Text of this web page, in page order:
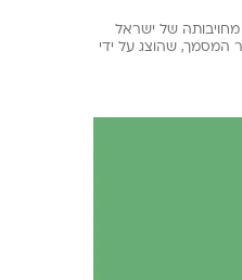
של ישראל
המסמך, שהוצג על ידי